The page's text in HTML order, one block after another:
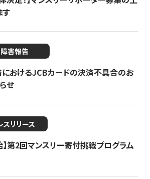
す
障害報告
におけるJCBカードの決済不具合のお
せ
スリリース
第2回マンスリー寄付挑戦プログラム